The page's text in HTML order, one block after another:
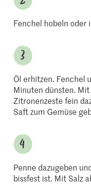
Fenchel hobeln oder
Öl erhitzen. Fenchel
Minuten dünsten.
Zitronenzeste fein
Saft zum Gemüse
Penne dazugeben
bissfest ist. Mit Salz